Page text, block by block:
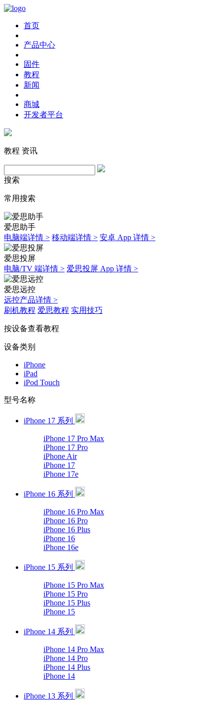
首页
产品中心
固件
教程
新闻
商城
开发者平台
教程 资讯
搜索
常用搜索
爱思助手
电脑端详情 > 移动端详情 > 安卓 App 详情 >
爱思投屏
电脑/TV 端详情 > 爱思投屏 App 详情 >
爱思远控
远控产品详情 >
刷机教程 爱思教程 实用技巧
按设备查看教程
设备类别
iPhone
iPad
iPod Touch
型号名称
iPhone 17 系列
iPhone 17 Pro Max
iPhone 17 Pro
iPhone Air
iPhone 17
iPhone 17e
iPhone 16 系列
iPhone 16 Pro Max
iPhone 16 Pro
iPhone 16 Plus
iPhone 16
iPhone 16e
iPhone 15 系列
iPhone 15 Pro Max
iPhone 15 Pro
iPhone 15 Plus
iPhone 15
iPhone 14 系列
iPhone 14 Pro Max
iPhone 14 Pro
iPhone 14 Plus
iPhone 14
iPhone 13 系列